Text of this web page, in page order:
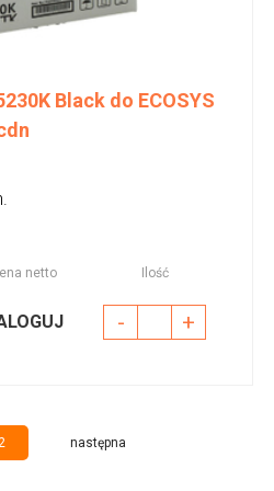
Black do ECOSYS
netto Ilość
- +
2 następna